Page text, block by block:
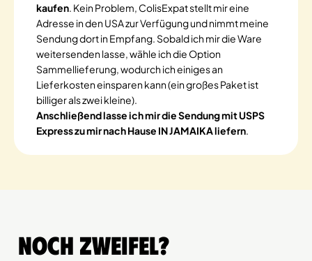
kaufen. Kein Problem, ColisExpat stellt mir eine
Adresse in den USA zur Verfügung und nimmt meine
Sendung dort in Empfang. Sobald ich mir die Ware
weitersenden lasse, wähle ich die Option
Sammellieferung, wodurch ich einiges an
Lieferkosten einsparen kann (ein großes Paket ist
billiger als zwei kleine).
Anschließend lasse ich mir die Sendung mit USPS
Express zu mir nach Hause IN JAMAIKA liefern.
Noch Zweifel?